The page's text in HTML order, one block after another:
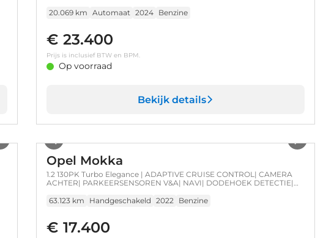
20.069 km Automaat 2024 Benzine
€ 23.400
Prijs is inclusief BTW en BPM.
Op voorraad
Bekijk details
Opel Mokka
1.2 130PK Turbo Elegance | ADAPTIVE CRUISE CONTROL| CAMERA
ACHTER| PARKEERSENSOREN V&A| NAVI| DODEHOEK DETECTIE|
63.123 km
Handgeschakeld 2022 Benzine
€ 17.400